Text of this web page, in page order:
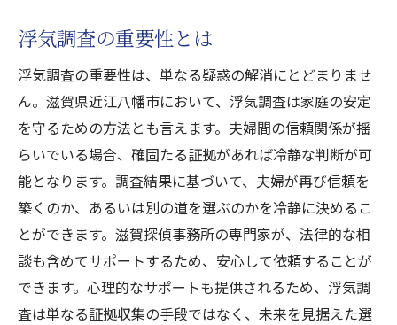
最新技術を駆使した浮気調査
実績ある探偵事務所の強み
浮気調査における最先端の技術
探偵事務所のプロフェッショナルが持つス
キル
浮気調査のプロフェッショナルに依頼する
滋賀探偵事務所の浮気調査近江八幡市で受ける
安心のサポート
探偵事務所のサポート体制とは
浮気調査の重要性とは
浮気調査の重要性は、単なる疑惑の解消にとどまりませ
ん。滋賀県近江八幡市において、浮気調査は家庭の安定
を守るための方法とも言えます。夫婦間の信頼関係が揺
らいでいる場合、確固たる証拠があれば冷静な判断が可
能となります。調査結果に基づいて、夫婦が再び信頼を
築くのか、あるいは別の道を選ぶのかを冷静に決めるこ
とができます。滋賀探偵事務所の専門家が、法律的な相
談も含めてサポートするため、安心して依頼することが
できます。心理的なサポートも提供されるため、浮気調
査は単なる証拠収集の手段ではなく、未来を見据えた選